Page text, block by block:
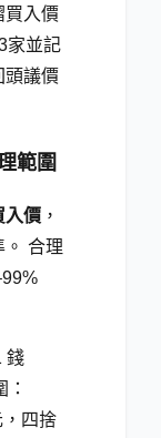
買入價
家並記
頭議價
範圍
入價 ，
。 合理
錢
四捨